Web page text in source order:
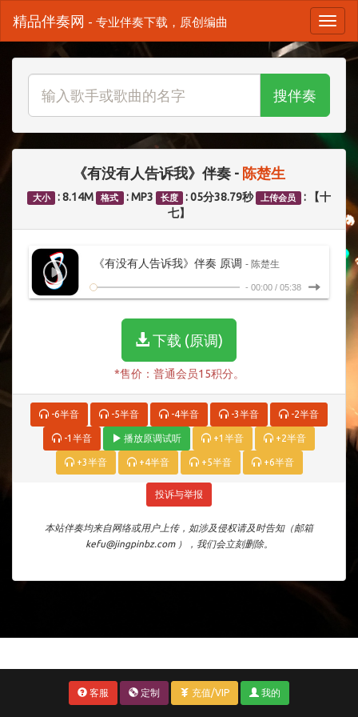
精品伴奏网 - 专业伴奏下载，原创编曲
搜伴奏
《有没有人告诉我》伴奏 - 陈楚生
大小 : 8.14M 格式 : MP3 长度 : 05分38.79秒 上传会员
: 【十
七】
《有没有人告诉我》伴奏 原调 - 陈楚生
- 00:00 / 05:38
下载 (原调)
*售价：普通会员15积分。
-6半音 -5半音 -4半音 -3半音 -2半音
-1半音 播放原调试听 +1半音 +2半音
+3半音 +4半音 +5半音 +6半音
投诉与举报
本站伴奏均来自网络或用户上传，如涉及侵权请及时告知（邮箱
kefu@jingpinbz.com ），我们会立刻删除。
客服 定制 充值/VIP 我的